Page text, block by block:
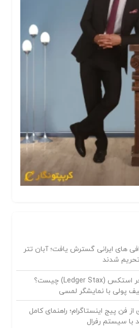
های ایرانی گسترش یافت؛ آبان تتر
شدند
کیف پول لجر استکس (Ledger Stax) چیست؟
پولی با نمایشگر لمسی
از فن پیج اینستاگرام؛ راهنمای کامل
سیستم رفرال